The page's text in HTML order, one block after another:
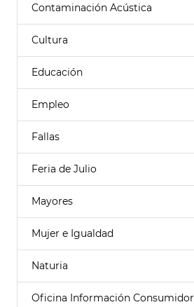
Contaminación Acústica
Cultura
Educación
Empleo
Fallas
Feria de Julio
Mayores
Mujer e Igualdad
Naturia
Oficina Información Consumidor